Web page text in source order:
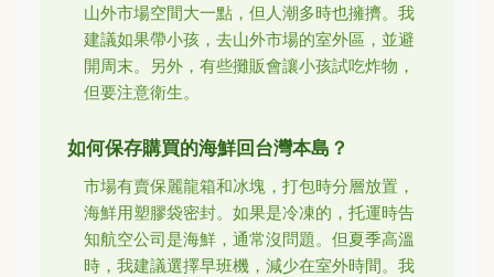
山外市場空間大一點，但人潮多時也擁擠。我
建議如果帶小孩，去山外市場的室外區，並避
開周末。另外，有些攤販會讓小孩試吃炸物，
但要注意衛生。
如何保存購買的海鮮回台灣本島？
市場有賣保麗龍箱和冰塊，打包時分層放置，
海鮮用塑膠袋密封。如果是冷凍的，托運時告
知航空公司是海鮮，通常沒問題。但夏季高溫
時，我建議選擇早班機，減少在室外時間。我